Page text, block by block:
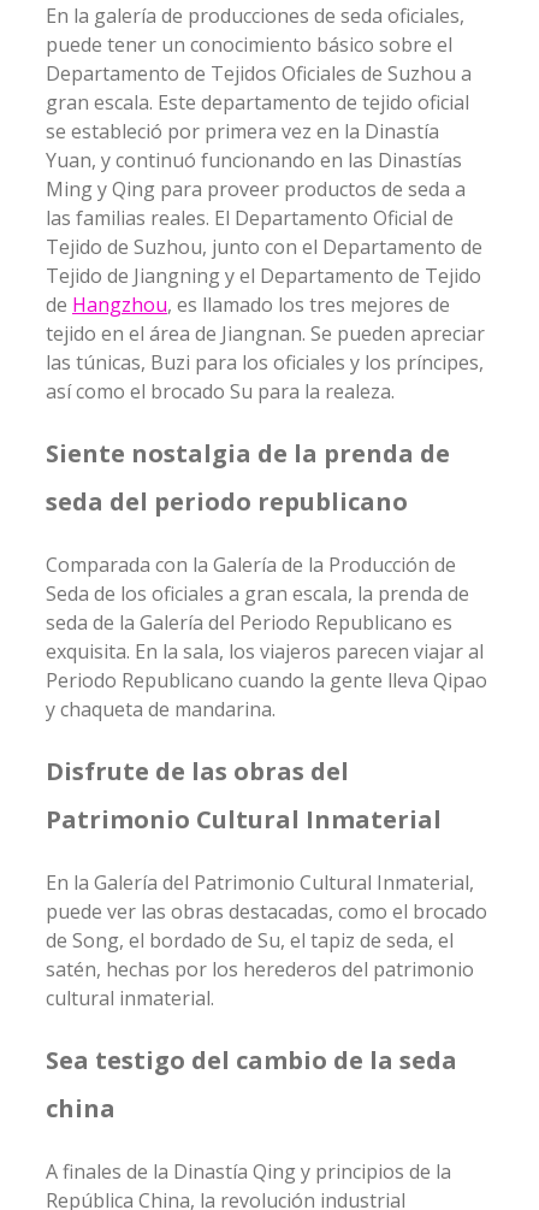
En la galería de producciones de seda oficiales,
puede tener un conocimiento básico sobre el
Departamento de Tejidos Oficiales de Suzhou a
gran escala. Este departamento de tejido oficial
se estableció por primera vez en la Dinastía
Yuan, y continuó funcionando en las Dinastías
Ming y Qing para proveer productos de seda a
las familias reales. El Departamento Oficial de
Tejido de Suzhou, junto con el Departamento de
Tejido de Jiangning y el Departamento de Tejido
de Hangzhou, es llamado los tres mejores de
tejido en el área de Jiangnan. Se pueden apreciar
las túnicas, Buzi para los oficiales y los príncipes,
así como el brocado Su para la realeza.
Siente nostalgia de la prenda de
seda del periodo republicano
Comparada con la Galería de la Producción de
Seda de los oficiales a gran escala, la prenda de
seda de la Galería del Periodo Republicano es
exquisita. En la sala, los viajeros parecen viajar al
Periodo Republicano cuando la gente lleva Qipao
y chaqueta de mandarina.
Disfrute de las obras del
Patrimonio Cultural Inmaterial
En la Galería del Patrimonio Cultural Inmaterial,
puede ver las obras destacadas, como el brocado
de Song, el bordado de Su, el tapiz de seda, el
satén, hechas por los herederos del patrimonio
cultural inmaterial.
Sea testigo del cambio de la seda
china
A finales de la Dinastía Qing y principios de la
República China, la revolución industrial